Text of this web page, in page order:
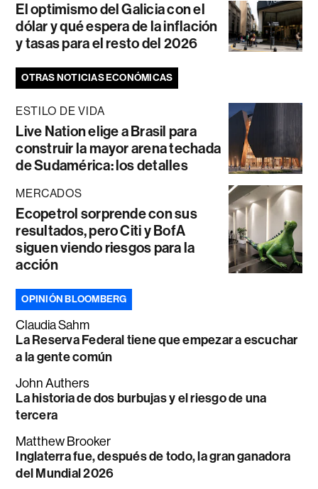
El optimismo del Galicia con el
dólar y qué espera de la inflación
y tasas para el resto del 2026
OTRAS NOTICIAS ECONÓMICAS
ESTILO DE VIDA
Live Nation elige a Brasil para
construir la mayor arena techada
de Sudamérica: los detalles
MERCADOS
Ecopetrol sorprende con sus
resultados, pero Citi y BofA
siguen viendo riesgos para la
acción
OPINIÓN BLOOMBERG
Claudia Sahm
La Reserva Federal tiene que empezar a escuchar
a la gente común
John Authers
La historia de dos burbujas y el riesgo de una
tercera
Matthew Brooker
Inglaterra fue, después de todo, la gran ganadora
del Mundial 2026